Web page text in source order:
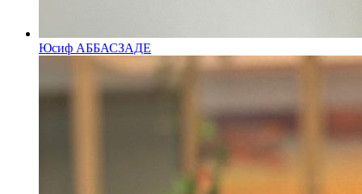
Юсиф АББАСЗАДЕ